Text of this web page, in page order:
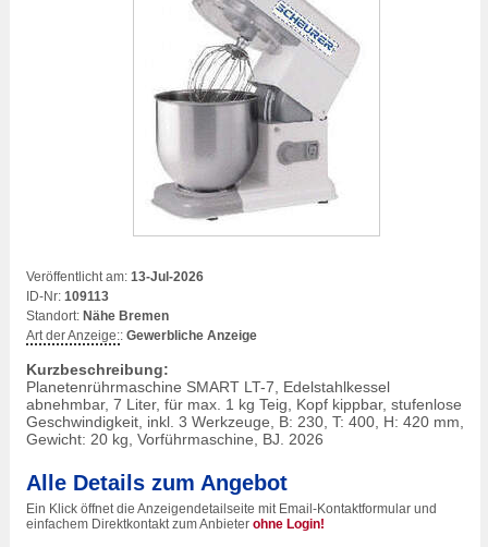
Veröffentlicht am: 13-Jul-2026
ID-Nr: 109113
Standort: Nähe Bremen
Art der Anzeige:: Gewerbliche Anzeige
Kurzbeschreibung:
Planetenrührmaschine SMART LT-7, Edelstahlkessel
abnehmbar, 7 Liter, für max. 1 kg Teig, Kopf kippbar, stufenlose
Geschwindigkeit, inkl. 3 Werkzeuge, B: 230, T: 400, H: 420 mm,
Gewicht: 20 kg, Vorführmaschine, BJ. 2026
Alle Details zum Angebot
Ein Klick öffnet die Anzeigendetailseite mit Email-Kontaktformular und
einfachem Direktkontakt zum Anbieter ohne Login!